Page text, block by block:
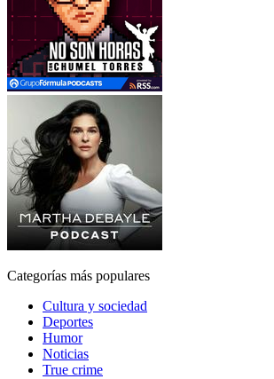
Categorías más populares
Cultura y sociedad
Deportes
Humor
Noticias
True crime